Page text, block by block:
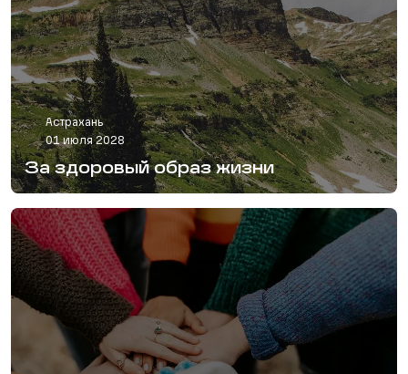
Астрахань
01 июля 2028
За здоровый образ жизни